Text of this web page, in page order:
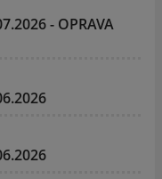
- OPRAVA